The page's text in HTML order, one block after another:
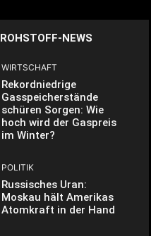
ROHSTOFF-NEWS
WIRTSCHAFT
Rekordniedrige
Gasspeicherstände
schüren Sorgen: Wie
hoch wird der Gaspreis
im Winter?
POLITIK
Russisches Uran:
Moskau hält Amerikas
Atomkraft in der Hand